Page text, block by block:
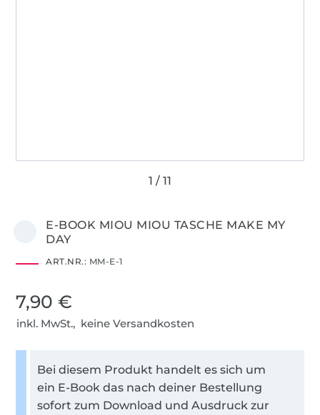
E-BOOK MIOU MIOU TASCHE MAKE MY
DAY
ART.NR.: MM-E-1
7,90 €
inkl. MwSt., keine Versandkosten
Bei diesem Produkt handelt es sich um
ein E-Book das nach deiner Bestellung
sofort zum Download und Ausdruck zur